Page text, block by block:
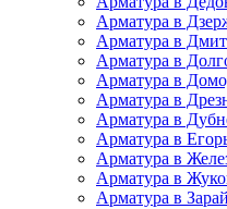
Арматура в
Арматура в
Арматура в
Арматура в
Арматура в
Арматура в
Арматура в
Арматура в
Арматура в
Арматура в